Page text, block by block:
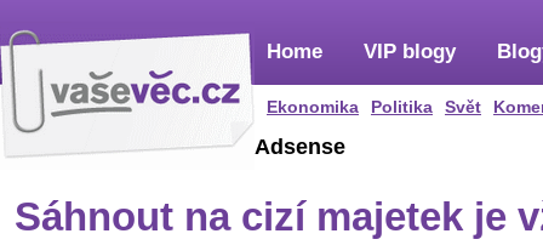
Home
Ekonomika Politika Svět
VIP blogy
Adsense
Sáhnout na cizí majetek je